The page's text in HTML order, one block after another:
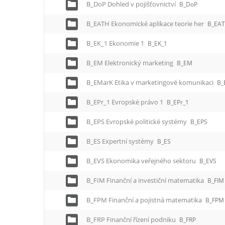
B_DoP Dohled v pojišťovnictví B_DoP
B_EATH Ekonomické aplikace teorie her
B_EK_1 Ekonomie 1 B_EK_1
B_EM Elektronický marketing B_EM
B_EMarK Etika v marketingové komunikaci
B_EPr_1 Evropské právo 1 B_EPr_1
B_EPS Evropské politické systémy B_EPS
B_ES Expertní systémy B_ES
B_EVS Ekonomika veřejného sektoru B_EVS
B_FIM Finanční a investiční matematika B_FIM
B_FPM Finanční a pojistná matematika B_FPM
B_FRP Finanční řízení podniku B_FRP